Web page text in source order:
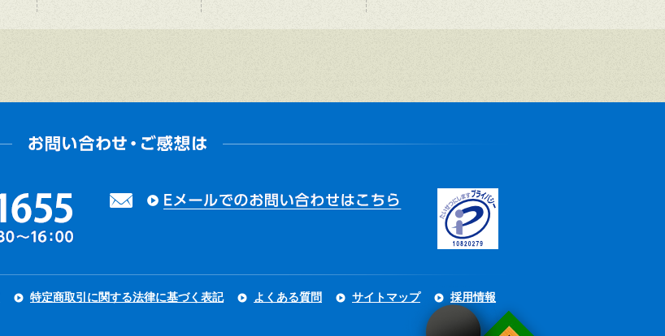
特定商取引に関する法律に基づく表記 よくある質問 サイトマップ 採用情報